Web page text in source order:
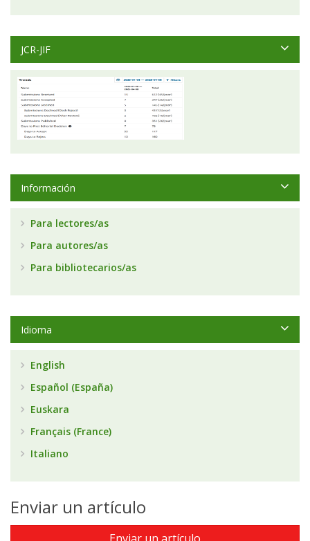
JCR-JIF
Información
Para lectores/as
Para autores/as
Para bibliotecarios/as
Idioma
English
Español (España)
Euskara
Français (France)
Italiano
Enviar un artículo